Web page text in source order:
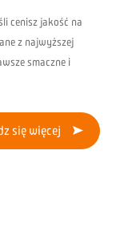
cenisz jakość na
z najwyższej
smaczne i
się więcej